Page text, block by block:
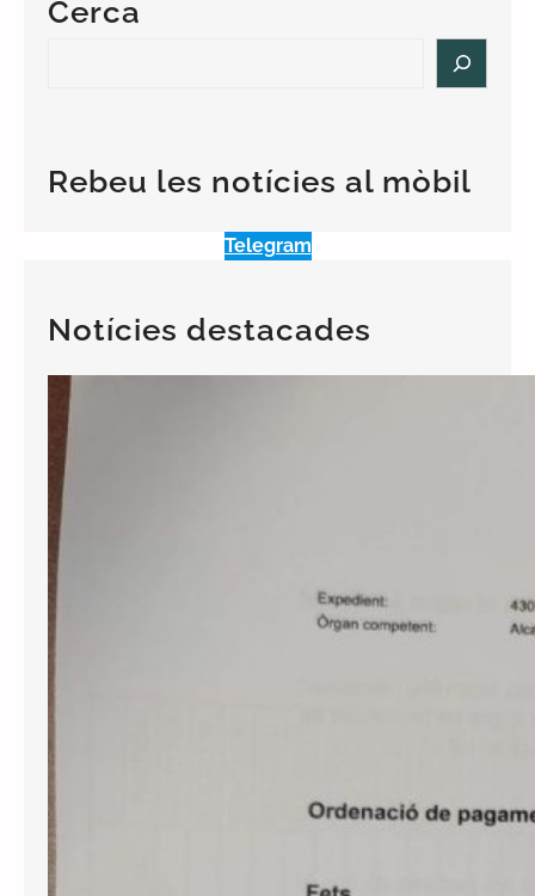
Cerca
hRebeu les notícies al mòbil
Telegram
Notícies destacades